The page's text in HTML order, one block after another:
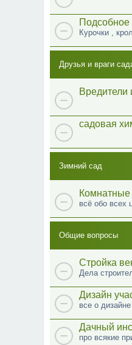
Подсобное
Курочки ,
Друзья и враги
Вредители
садовая
Зимний сад
Комнатные
всё обо всех
Общие вопросы
Стройка
Дела
Дизайн
все о
Дачный
про всякие